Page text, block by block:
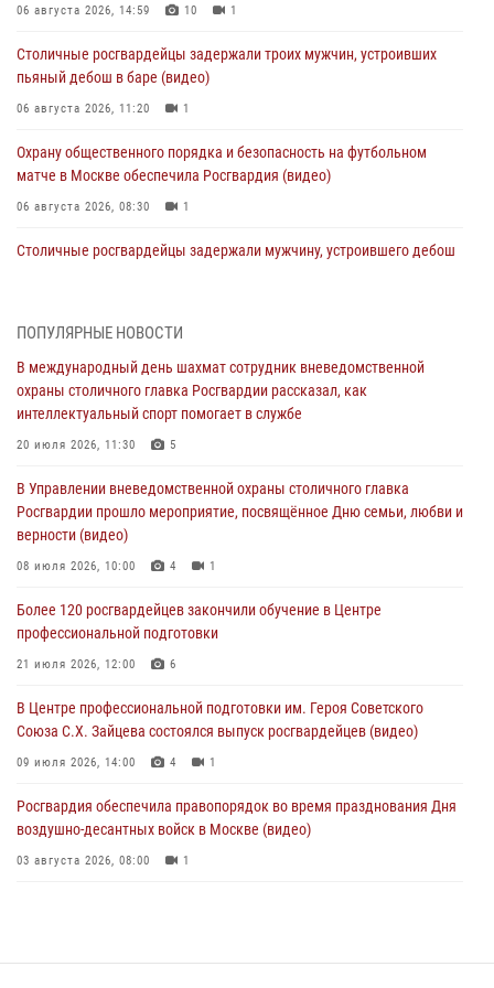
06 августа 2026, 14:59 10 1
Столичные росгвардейцы задержали троих мужчин, устроивших
пьяный дебош в баре (видео)
06 августа 2026, 11:20 1
Охрану общественного порядка и безопасность на футбольном
матче в Москве обеспечила Росгвардия (видео)
06 августа 2026, 08:30 1
Столичные росгвардейцы задержали мужчину, устроившего дебош
футбольного матча Кубка России (Видео)
05 августа 2026, 12:35
Делегация МВД Республики Беларусь ознакомилась с передовыми
04 августа 2026, 18:16
В столичном главке Росгвардии завершился чемпионат по самбо и
боевому самбо. (видео)
Офицер Росгвардии стал гостем прямого эфира на «Радио Москвы»
и рассказал о работе дежурных частей
ПОПУЛЯРНЫЕ НОВОСТИ
В международный день шахмат сотрудник вневедомственной
охраны столичного главка Росгвардии рассказал, как
интеллектуальный спорт помогает в службе
20 июля 2026, 11:30 5
В Управлении вневедомственной охраны столичного главка
Росгвардии прошло мероприятие, посвящённое Дню семьи, любви и
верности (видео)
08 июля 2026, 10:00 4 1
Более 120 росгвардейцев закончили обучение в Центре
профессиональной подготовки
21 июля 2026, 12:00 6
В Центре профессиональной подготовки им. Героя Советского
Союза С.Х. Зайцева состоялся выпуск росгвардейцев (видео)
09 июля 2026, 14:00 4 1
Росгвардия обеспечила правопорядок во время празднования Дня
воздушно-десантных войск в Москве (видео)
03 августа 2026, 08:00 1